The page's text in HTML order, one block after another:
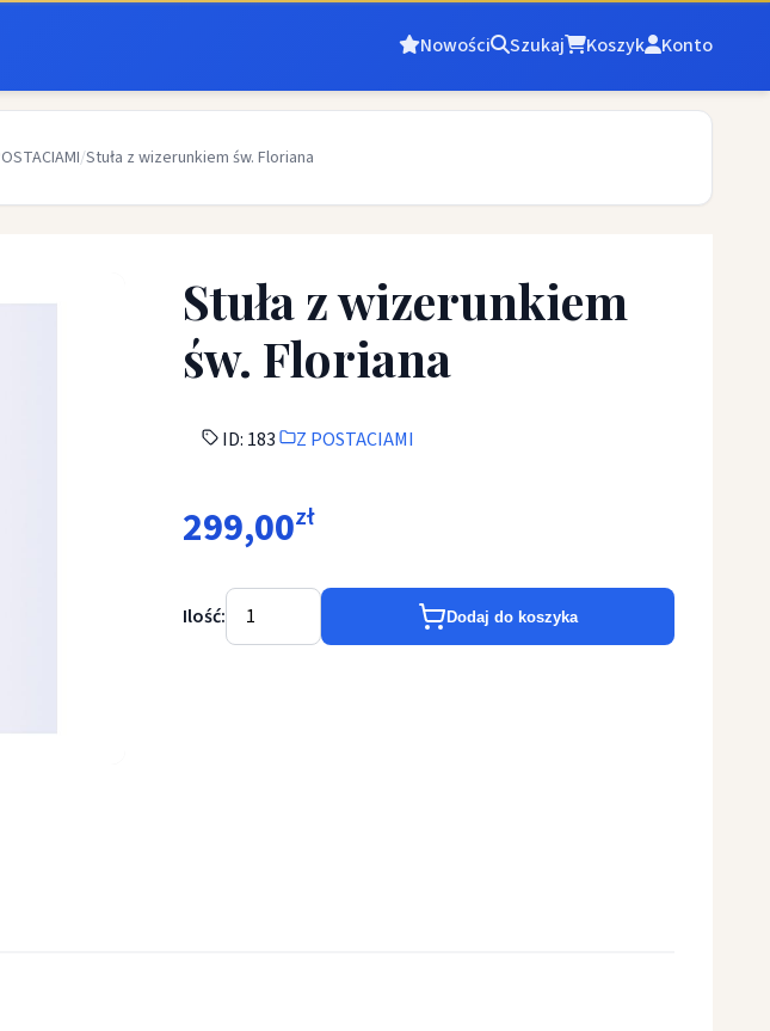
Nowości Szukaj Koszyk Konto
/Stuła z wizerunkiem św. Floriana
- Stuła z wizerunkiem św. Floriana
Stuła z wizerunkiem
św. Floriana
ID: 183 Z POSTACIAMI
299,00zł
Ilość: Dodaj do koszyka